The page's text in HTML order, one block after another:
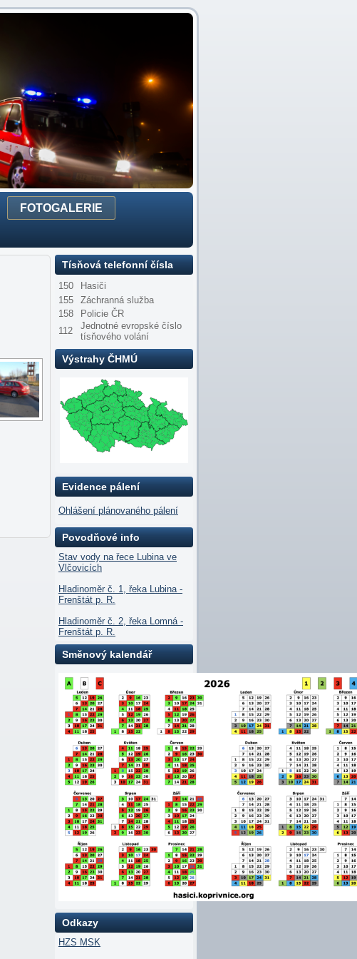
FOTOGALERIE
Tísňová telefonní čísla
150
Hasiči
155
Záchranná služba
158
Policie ČR
112
Jednotné evropské číslo
tísňového volání
Výstrahy ČHMÚ
Evidence pálení
Ohlášení plánovaného pálení
Povodňové info
Stav vody na řece Lubina ve
Vlčovicích
Hladinoměr č. 1, řeka Lubina -
Frenštát p. R.
Hladinoměr č. 2, řeka Lomná -
Frenštát p. R.
Směnový kalendář
Odkazy
HZS MSK